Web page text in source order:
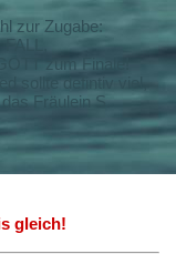
zur Zugabe:
zum Finale!
sollte defintiv viel,
Fräulein S.
gleich!